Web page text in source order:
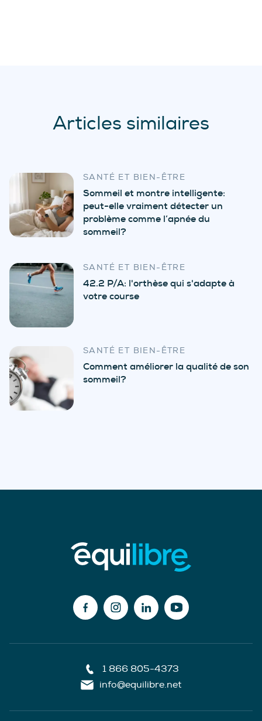
Articles similaires
SANTÉ ET BIEN-ÊTRE
Sommeil et montre intelligente:
peut-elle vraiment détecter un
problème comme l’apnée du
sommeil?
SANTÉ ET BIEN-ÊTRE
42.2 P/A: l'orthèse qui s'adapte à
votre course
SANTÉ ET BIEN-ÊTRE
Comment améliorer la qualité de son
sommeil?
1 866 805-4373
info@equilibre.net